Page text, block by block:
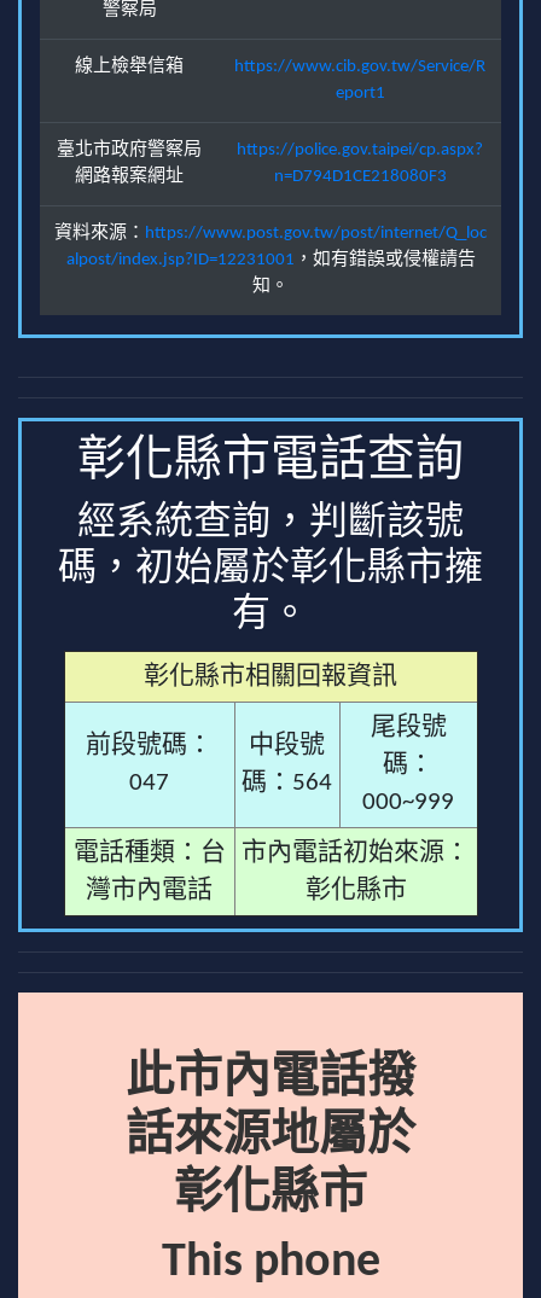
警察局
線上檢舉信箱
https://www.cib.gov.tw/Service/R
eport1
臺北市政府警察局
網路報案網址
https://police.gov.taipei/cp.aspx?
n=D794D1CE218080F3
資料來源： https://www.post.gov.tw/post/internet/Q_loc
alpost/index.jsp?ID=12231001 ，如有錯誤或侵權請告
知。
彰化縣市電話查詢
經系統查詢，判斷該號
碼，初始屬於彰化縣市擁
有。
彰化縣市相關回報資訊
前段號碼：
047
中段號
碼：564
尾段號
碼：
000~999
電話種類：台
灣市內電話
市內電話初始來源：
彰化縣市
此市內電話撥
話來源地屬於
彰化縣市
This phone